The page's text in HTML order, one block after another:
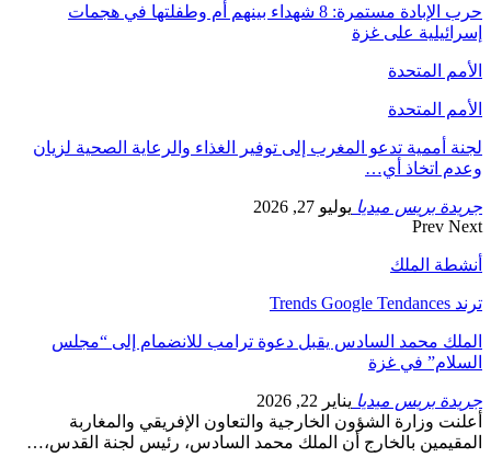
حرب الإبادة مستمرة: 8 شهداء بينهم أم وطفلتها في هجمات
إسرائيلية على غزة
الأمم المتحدة
الأمم المتحدة
لجنة أممية تدعو المغرب إلى توفير الغذاء والرعاية الصحية لزيان
وعدم اتخاذ أي…
جريدة بريس ميديا يوليو 27, 2026
Prev Next
أنشطة الملك
ترند Trends Google Tendances
الملك محمد السادس يقبل دعوة ترامب للانضمام إلى “مجلس
السلام” في غزة
جريدة بريس ميديا يناير 22, 2026
أعلنت وزارة الشؤون الخارجية والتعاون الإفريقي والمغاربة
المقيمين بالخارج أن الملك محمد السادس، رئيس لجنة القدس،…